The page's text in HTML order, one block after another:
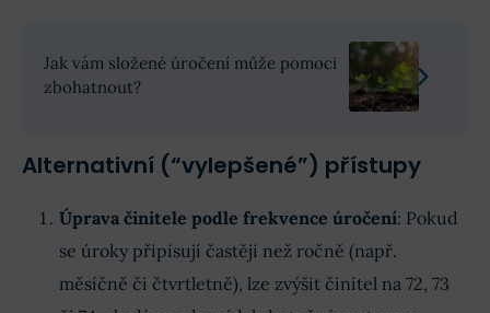
Jak vám složené úročení může pomoci
zbohatnout?
Alternativní (“vylepšené”) přístupy
Úprava činitele podle frekvence úročení: Pokud
se úroky připisují častěji než ročně (např.
měsíčně či čtvrtletně), lze zvýšit činitel na 72, 73